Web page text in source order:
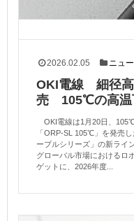
2026.02.05 ニュ
OKI電線 細径高
売 105℃の高温
OKI電線は1月20日、
「ORP-SL 105℃」を発売
ーブルシリーズ」の新ライ
グローバル市場におけるロ
ゲットに、2026年度...